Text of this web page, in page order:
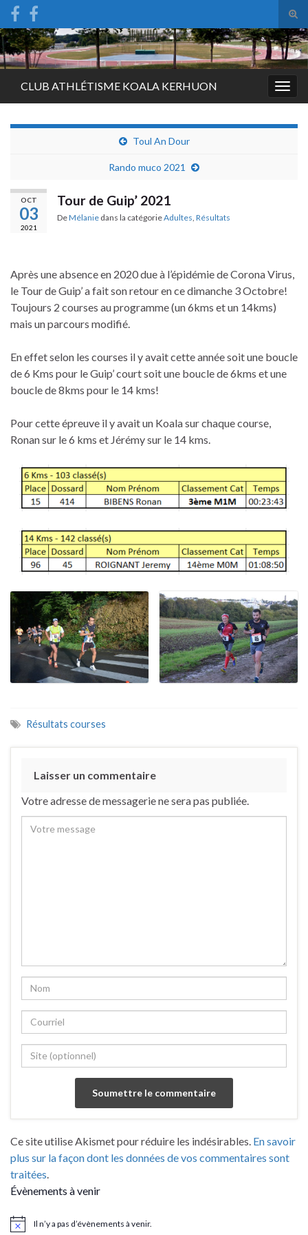
Search for:
CLUB ATHLÉTISME KOALA KERHUON
Toul An Dour
Rando muco 2021
OCT
03
2021
Tour de Guip’ 2021
DeMélanie dans la catégorieAdultes Résultats
Après une absence en 2020 due à l’épidémie de Corona Virus,
le Tour de Guip’ a fait son retour en ce dimanche 3 Octobre!
Toujours 2 courses au programme (un 6kms et un 14kms)
mais un parcours modifié.
En effet selon les courses il y avait cette année soit une boucle
de 6 Kms pour le Guip’ court soit une boucle de 6kms et une
boucle de 8kms pour le 14 kms!
Pour cette épreuve il y avait un Koala sur chaque course,
Ronan sur le 6 kms et Jérémy sur le 14 kms.
Résultats courses
Laisser un commentaire
Votre adresse de messagerie ne sera pas publiée.
Ce site utilise Akismet pour réduire les indésirables. En savoir
plus sur la façon dont les données de vos commentaires sont
traitées.
Évènements à venir
NoticeIl n’y a pas d’évènements à venir.